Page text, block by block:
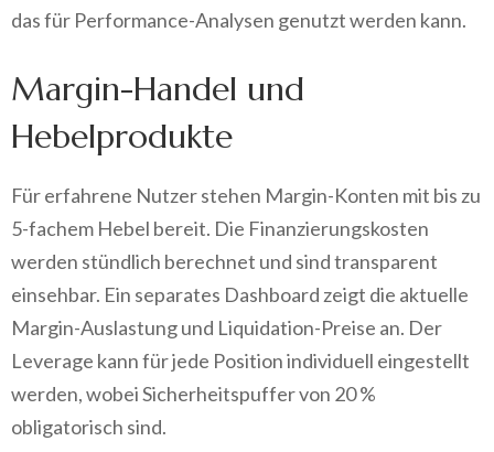
das für Performance-Analysen genutzt werden kann.
Margin-Handel und
Hebelprodukte
Für erfahrene Nutzer stehen Margin-Konten mit bis zu
5-fachem Hebel bereit. Die Finanzierungskosten
werden stündlich berechnet und sind transparent
einsehbar. Ein separates Dashboard zeigt die aktuelle
Margin-Auslastung und Liquidation-Preise an. Der
Leverage kann für jede Position individuell eingestellt
werden, wobei Sicherheitspuffer von 20 %
obligatorisch sind.